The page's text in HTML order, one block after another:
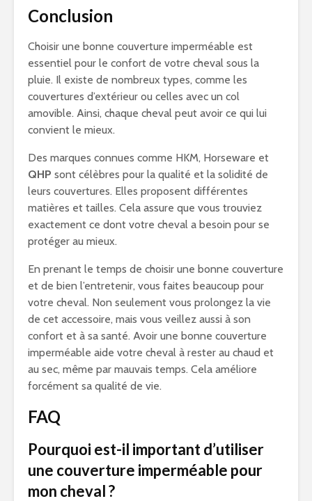
Conclusion
Choisir une bonne couverture imperméable est
essentiel pour le confort de votre cheval sous la
pluie. Il existe de nombreux types, comme les
couvertures d’extérieur ou celles avec un col
amovible. Ainsi, chaque cheval peut avoir ce qui lui
convient le mieux.
Des marques connues comme HKM, Horseware et
QHP sont célèbres pour la qualité et la solidité de
leurs couvertures. Elles proposent différentes
matières et tailles. Cela assure que vous trouviez
exactement ce dont votre cheval a besoin pour se
protéger au mieux.
En prenant le temps de choisir une bonne couverture
et de bien l’entretenir, vous faites beaucoup pour
votre cheval. Non seulement vous prolongez la vie
de cet accessoire, mais vous veillez aussi à son
confort et à sa santé. Avoir une bonne couverture
imperméable aide votre cheval à rester au chaud et
au sec, même par mauvais temps. Cela améliore
forcément sa qualité de vie.
FAQ
Pourquoi est-il important d’utiliser
une couverture imperméable pour
mon cheval ?